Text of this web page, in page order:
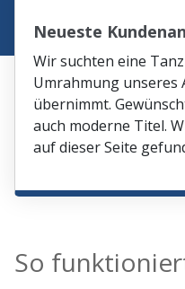
Neueste
Wir suchten eine
Umrahmung unseres
übernimmt.
auch moderne Titel.
auf dieser Seite
So